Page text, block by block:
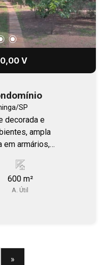
V
SP
decorada e
ampla
em armários,
altas para
com 20 lugares.
e vários
600 m²
A. Útil
»